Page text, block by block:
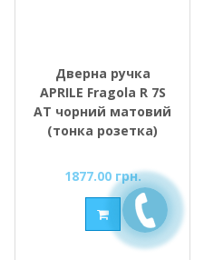
Дверна ручка
APRILE Fragola R 7S
AT чорний матовий
(тонка розетка)
1877.00 грн.